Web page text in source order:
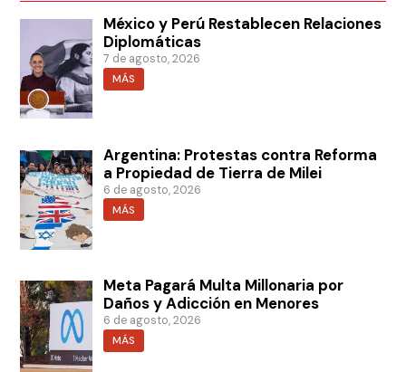
México y Perú Restablecen Relaciones
Diplomáticas
7 de agosto, 2026
MÁS
Argentina: Protestas contra Reforma
a Propiedad de Tierra de Milei
6 de agosto, 2026
MÁS
Meta Pagará Multa Millonaria por
Daños y Adicción en Menores
6 de agosto, 2026
MÁS